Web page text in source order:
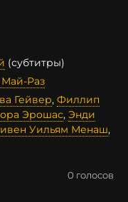
(субтитры)
Раз
Гейвер, Филлип
Эрошас, Энди
Уильям Менаш,
0 голосов